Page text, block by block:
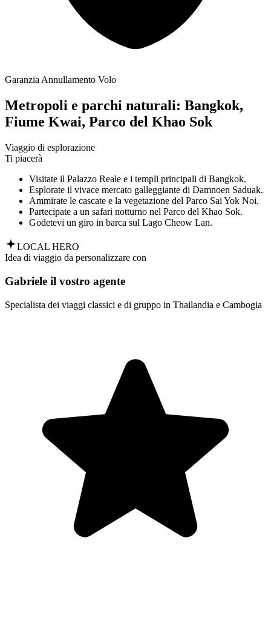
Garanzia Annullamento Volo
Metropoli e parchi naturali: Bangkok,
Fiume Kwai, Parco del Khao Sok
Viaggio di esplorazione
Ti piacerà
Visitate il Palazzo Reale e i templi principali di Bangkok.
Esplorate il vivace mercato galleggiante di Damnoen Saduak.
Ammirate le cascate e la vegetazione del Parco Sai Yok Noi.
Partecipate a un safari notturno nel Parco del Khao Sok.
Godetevi un giro in barca sul Lago Cheow Lan.
LOCAL HERO
Idea di viaggio da personalizzare con
Gabriele il vostro agente
Specialista dei viaggi classici e di gruppo in Thailandia e Cambogia